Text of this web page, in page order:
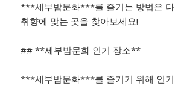
***세부밤문화***를 즐기는 방법은 다
취향에 맞는 곳을 찾아보세요!
## **세부밤문화 인기 장소**
***세부밤문화***를 즐기기 위해 인